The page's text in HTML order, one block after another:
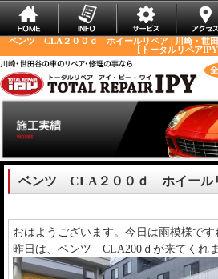
ベンツ CLA２００ｄ ホイールリペア | 川崎・世田
【トータルリペアIPY
ベンツ CLA２００ｄ ホイール
おはようございます。今日は雨模様です
昨日は、ベンツ CLA200ｄが来てくれま